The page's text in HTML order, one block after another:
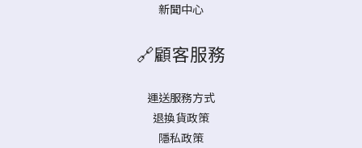
新聞中心
🔗顧客服務
運送服務方式
退換貨政策
隱私政策